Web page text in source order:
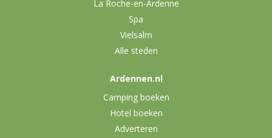
La Roche-en-Ardenne
Spa
Vielsalm
Alle steden
Ardennen.nl
Camping boeken
Hotel boeken
Adverteren